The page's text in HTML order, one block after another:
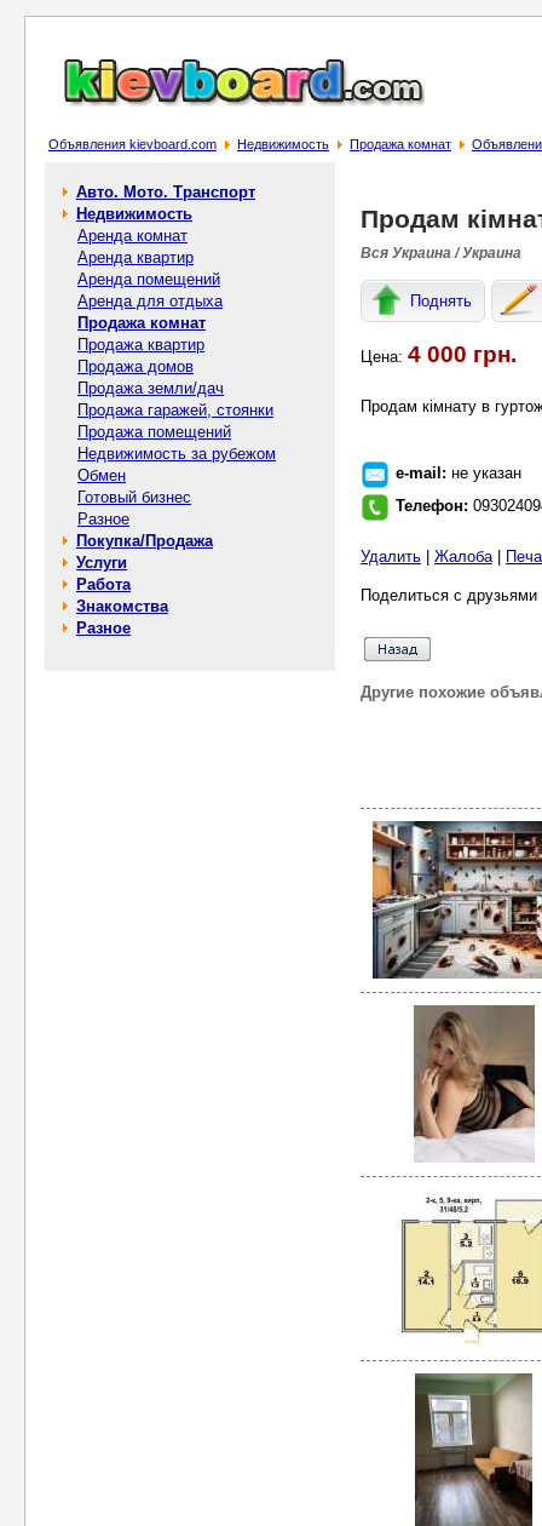
Объявления kievboard.com Недвижимость Продажа комнат
Авто. Мото. Транспорт
Недвижимость
Аренда комнат
Аренда квартир
Аренда помещений
Аренда для отдыха
Продажа комнат
Продажа квартир
Продажа домов
Продажа земли/дач
Продажа гаражей, стоянки
Продажа помещений
Недвижимость за рубежом
Обмен
Готовый бизнес
Разное
Покупка/Продажа
Услуги
Работа
Знакомства
Разное
Продам
Вся Украина / Украина
Поднять
Цена: 4 000 грн.
Продам кімнату в
e-mail: не указан
Телефон:
Удалить Жалоба|
Поделиться с
Другие похожие